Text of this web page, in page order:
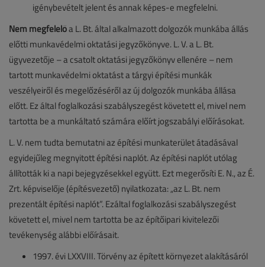
igénybevételt jelent és annak képes-e megfelelni.
Nem megfelelőa L. Bt. által alkalmazott dolgozók munkába állás
előtti munkavédelmi oktatási jegyzőkönyve. L. V. a L. Bt.
ügyvezetője – a csatolt oktatási jegyzőkönyv ellenére – nem
tartott munkavédelmi oktatást a tárgyi építési munkák
veszélyeiről és megelőzéséről az új dolgozók munkába állása
előtt. Ez által foglalkozási szabályszegést követett el, mivel nem
tartotta be a munkáltató számára előírt jogszabályi előírásokat.
L. V. nem tudta bemutatni az építési munkaterület átadásával
egyidejűleg megnyitott építési naplót. Az építési naplót utólag
állították ki a napi bejegyzésekkel együtt. Ezt megerősíti E. N., az É.
Zrt. képviselője (építésvezető) nyilatkozata: „az L. Bt. nem
prezentált építési naplót”. Ezáltal foglalkozási szabályszegést
követett el, mivel nem tartotta be az építőipari kivitelezői
tevékenység alábbi előírásait.
1997. évi LXXVIII. Törvény az épített környezet alakításáról